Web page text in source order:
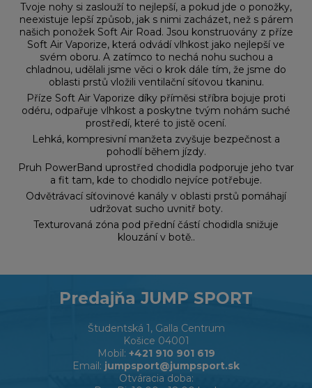
Tvoje nohy si zaslouží to nejlepší, a pokud jde o ponožky,
neexistuje lepší způsob, jak s nimi zacházet, než s párem
našich ponožek Soft Air Road. Jsou konstruovány z příze
Soft Air Vaporize, která odvádí vlhkost jako nejlepší ve
svém oboru. A zatímco to nechá nohu suchou a
chladnou, udělali jsme věci o krok dále tím, že jsme do
oblasti prstů vložili ventilační síťovou tkaninu.
Příze Soft Air Vaporize díky příměsi stříbra bojuje proti
odéru, odpařuje vlhkost a poskytne tvým nohám suché
prostředí, které to jistě ocení.
Lehká, kompresivní manžeta zvyšuje bezpečnost a
pohodlí během jízdy.
Pruh PowerBand uprostřed chodidla podporuje jeho tvar
a fit tam, kde to chodidlo nejvíce potřebuje.
Odvětrávací síťovinové kanály v oblasti prstů pomáhají
udržovat sucho uvnitř boty.
Texturovaná zóna pod přední částí chodidla snižuje
klouzání v botě..
Predajňa JUMP SPORT
Študentská 1, Galla Centrum
Košice 04001
Mobil: +421 910 901 619
Email: jumpsport@jumpsport.sk
Otváracia doba: